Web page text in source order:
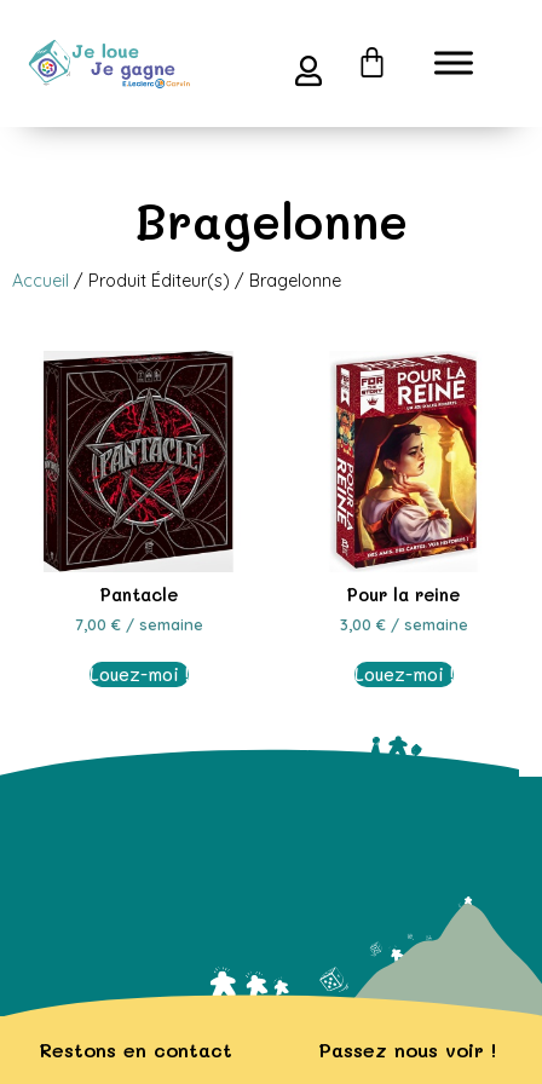
Bragelonne
Accueil / Produit Éditeur(s) / Bragelonne
Pantacle
7,00 €/ semaine
Louez-moi !
Pour la reine
3,00 €/ semaine
Louez-moi !
Restons en contact Passez nous voir !